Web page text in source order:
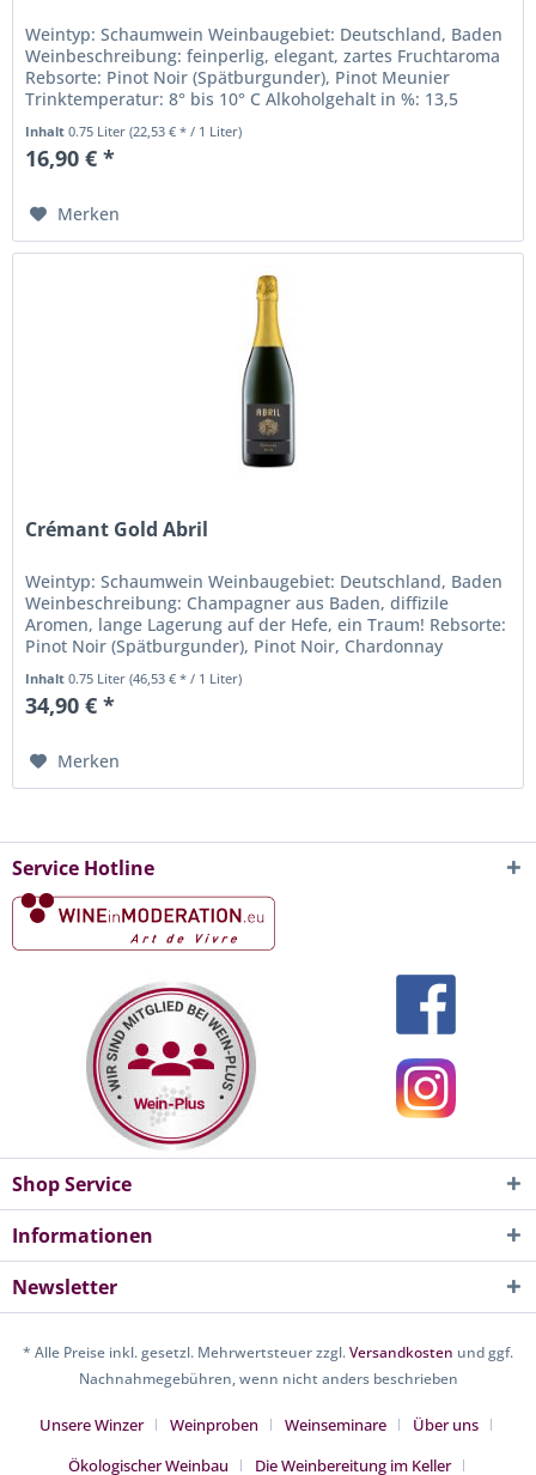
Weintyp: Schaumwein Weinbaugebiet: Deutschland, Baden
Weinbeschreibung: feinperlig, elegant, zartes Fruchtaroma
Rebsorte: Pinot Noir (Spätburgunder), Pinot Meunier
Trinktemperatur: 8° bis 10° C Alkoholgehalt in %: 13,5
Inhalt: 0,75 Liter...
Inhalt0.75 Liter(22,53 € * / 1 Liter)
16,90 € *
Merken
Crémant Gold Abril
Weintyp: Schaumwein Weinbaugebiet: Deutschland, Baden
Weinbeschreibung: Champagner aus Baden, diffizile
Aromen, lange Lagerung auf der Hefe, ein Traum! Rebsorte:
Pinot Noir (Spätburgunder), Pinot Noir, Chardonnay
Inhalt0.75 Liter(46,53 € * / 1 Liter)
34,90 € *
Merken
Service Hotline
Shop Service
Informationen
Newsletter
* Alle Preise inkl. gesetzl. Mehrwertsteuer zzgl.Versandkosten und ggf.
Nachnahmegebühren, wenn nicht anders beschrieben
Unsere Winzer Weinproben Weinseminare
Über uns
Ökologischer Weinbau
Die Weinbereitung im Keller